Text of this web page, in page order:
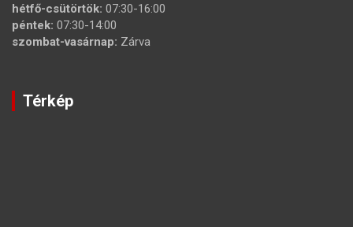
hétfő-csütörtök: 07:30-16:00
péntek: 07:30-14:00
szombat-vasárnap: Zárva
Térkép